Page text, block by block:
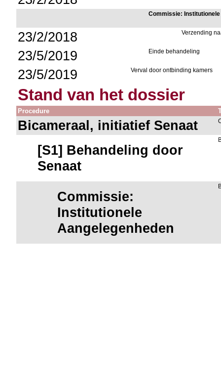
Commissie:
23/2/2018 Verzending
23/5/2019 Einde behandeling
23/5/2019 Verval door ontbinding kamers
Stand van het dossier
Procedure
Bicameraal, initiatief Senaat
[S1] Behandeling door
Senaat
Commissie:
Institutionele
Aangelegenheden